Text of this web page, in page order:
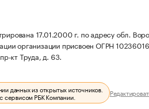
17.01.2000 г. по адресу обл.
организации присвоен ОГРН
кт Труда, д. 63.
данных из открытых источников.
сервисом РБК Компании.